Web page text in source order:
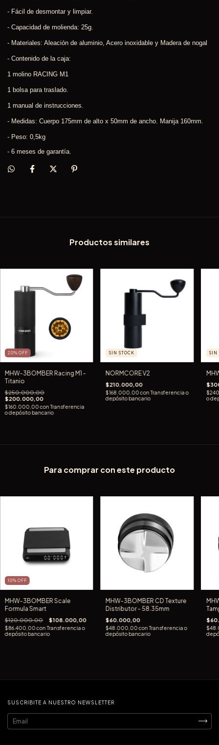
- Fácil de desmontar y limpiar.
- Capacidad de molienda: 25g.
- Materiales: Aleación de aluminio, Acero inoxidable y Madera de nogal
- Contenido de la caja:
1 molino RACING M1
1 bolsa para traslado.
1 manual de instrucciones.
- Medidas: Cuerpo 175mm de alto x 50mm de ancho. Manija 160mm.
- Peso: 0,5kg
- 6 meses de garantía.
Productos similares
20% OFF
MHW-3BOMBER Racing M1 -
Titanio
$250.000,00
$200.000,00
$160.000,00con Transferencia
o depósito bancario
SIN STOCK
NORMCORE V2
$210.000,00
$168.000,00con Transferencia o
depósito bancario
SIN
o
Para comprar con este producto
10% OFF
MHW-3BOMBER Scale
Formula Smart
$120.000,00 $108.000,00
$86.400,00con Transferencia o
depósito bancario
MHW-3BOMBER CD Texture
Distributor - 58.35mm
$60.000,00
$48.000,00con Transferencia o
depósito bancario
SUSCRIBITE A NUESTRO NEWSLETTER